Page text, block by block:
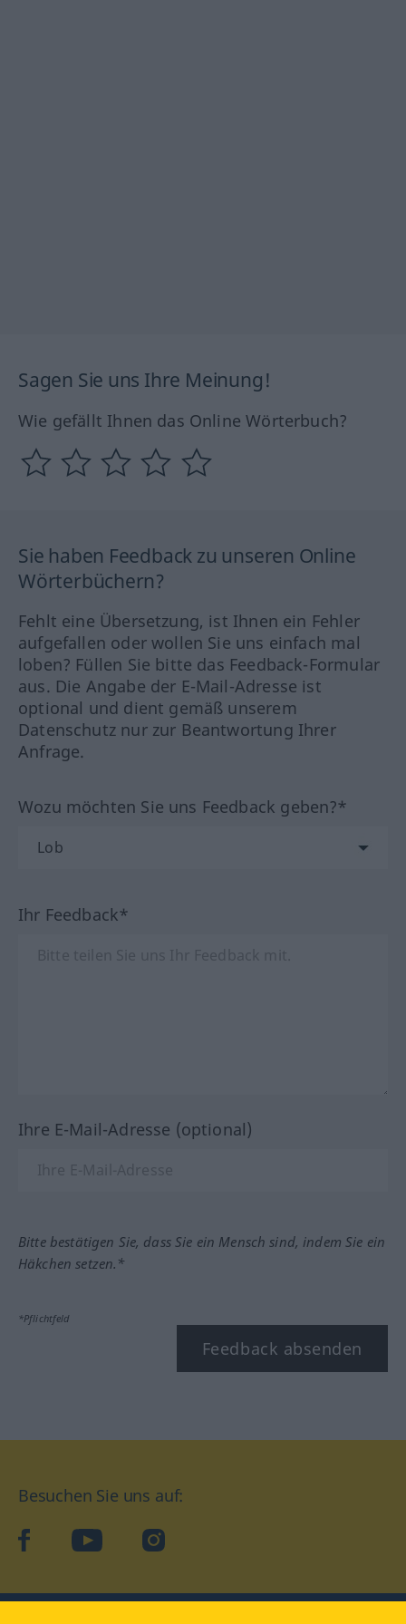
Sagen Sie uns Ihre Meinung!
Wie gefällt Ihnen das Online Wörterbuch?
Sie haben Feedback zu unseren Online
Wörterbüchern?
Fehlt eine Übersetzung, ist Ihnen ein Fehler
aufgefallen oder wollen Sie uns einfach mal
loben? Füllen Sie bitte das Feedback-Formular
aus. Die Angabe der E-Mail-Adresse ist
optional und dient gemäß unserem
Datenschutz nur zur Beantwortung Ihrer
Anfrage.
Wozu möchten Sie uns Feedback geben?*
Ihr Feedback*
Ihre E-Mail-Adresse (optional)
Bitte bestätigen Sie, dass Sie ein Mensch sind, indem Sie ein
Häkchen setzen.*
*Pflichtfeld
Feedback absenden
Besuchen Sie uns auf:
facebookYouTube Instagram